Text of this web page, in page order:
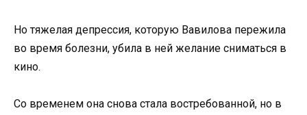
Но тяжелая депрессия, которую Вавилова пережила
во время болезни, убила в ней желание сниматься в
кино.
Со временем она снова стала востребованной, но в